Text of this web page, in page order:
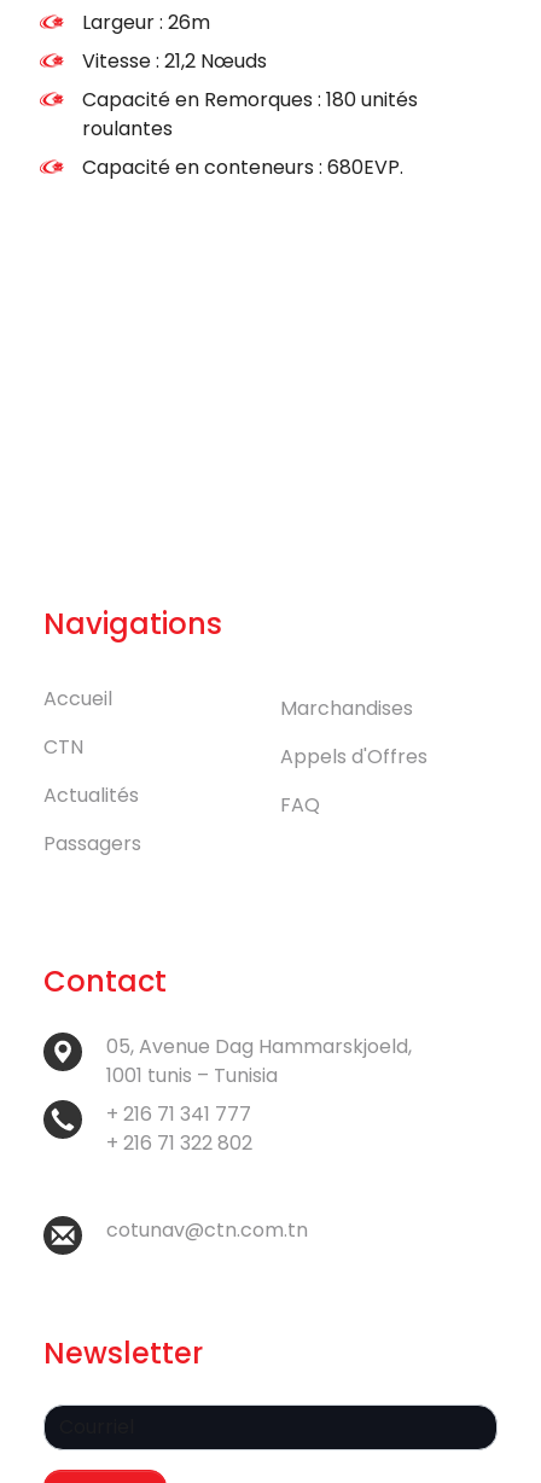
Largeur : 26m
Vitesse : 21,2 Nœuds
Capacité en Remorques : 180 unités
roulantes
Capacité en conteneurs : 680EVP.
Navigations
Accueil
CTN
Actualités
Passagers
Marchandises
Appels d'Offres
FAQ
Contact
05, Avenue Dag Hammarskjoeld,
1001 tunis – Tunisia
+ 216 71 341 777
+ 216 71 322 802
cotunav@ctn.com.tn
Newsletter